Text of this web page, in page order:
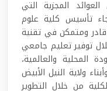
المجزية التي
تأسيس كلية علوم
قادر ومتمكن في تقنية
توفير تعليم جامعي
المحلية والعالمية،
ولاية النيل الأبيض
من خلال التطوير